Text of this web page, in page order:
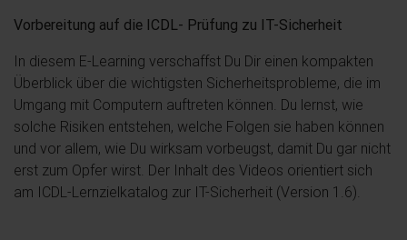
Vorbereitung auf die ICDL- Prüfung zu IT-Sicherheit
In diesem E-Learning verschaffst Du Dir einen kompakten
Überblick über die wichtigsten Sicherheitsprobleme, die im
Umgang mit Computern auftreten können. Du lernst, wie
solche Risiken entstehen, welche Folgen sie haben können
und vor allem, wie Du wirksam vorbeugst, damit Du gar nicht
erst zum Opfer wirst. Der Inhalt des Videos orientiert sich
am ICDL-Lernzielkatalog zur IT-Sicherheit (Version 1.6).